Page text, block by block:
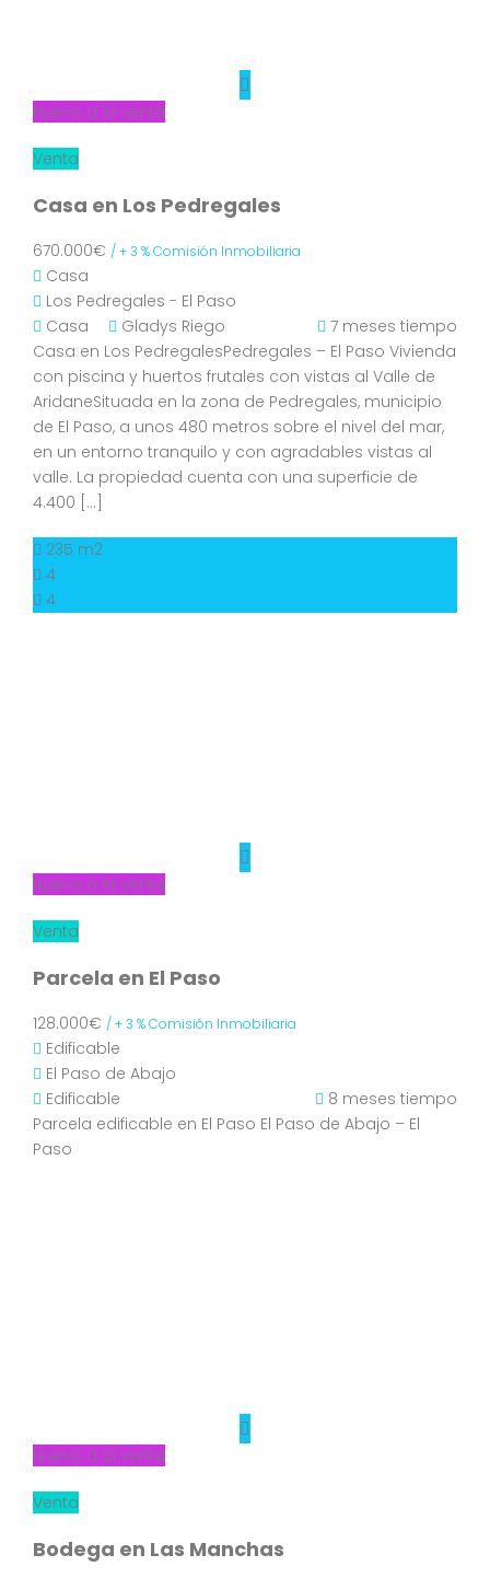
Nuevo a la venta
Venta
Casa en Los Pedregales
670.000€ / + 3 % Comisión Inmobiliaria
Casa
Los Pedregales - El Paso
Casa
Gladys Riego
7 meses tiempo
Casa en Los PedregalesPedregales – El Paso Vivienda
con piscina y huertos frutales con vistas al Valle de
AridaneSituada en la zona de Pedregales, municipio
de El Paso, a unos 480 metros sobre el nivel del mar,
en un entorno tranquilo y con agradables vistas al
valle. La propiedad cuenta con una superficie de
4.400 […]
235 m2
4
4
Nuevo a la venta
Venta
Parcela en El Paso
128.000€ / + 3 % Comisión Inmobiliaria
Edificable
El Paso de Abajo
Edificable
8 meses tiempo
Parcela edificable en El Paso El Paso de Abajo – El
Paso
Nuevo a la venta
Venta
Bodega en Las Manchas